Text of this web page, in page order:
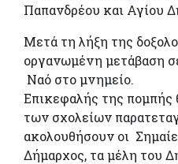
Παπανδρέου και Αγίου
Μετά τη λήξη της
οργανωμένη μετάβαση
Ναό στο μνημείο.
Επικεφαλής της πομπής
των σχολείων
ακολουθήσουν οι
Δήμαρχος, τα μέλη του